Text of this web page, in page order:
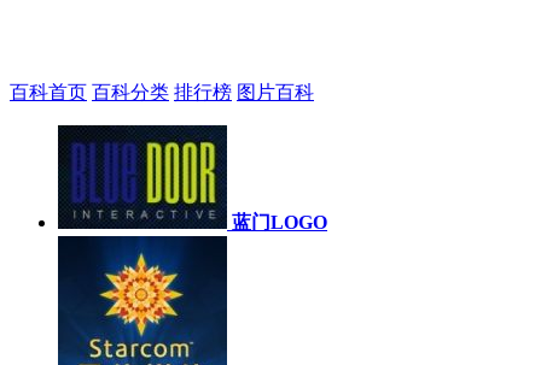
百科首页 百科分类 排行榜 图片百科
蓝门LOGO